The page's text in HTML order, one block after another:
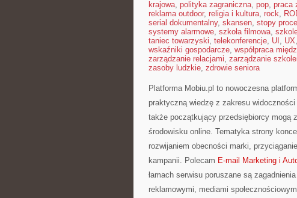
krajowa, polityka zagraniczna, pop, praca
reklama outdoor, religia i kultura, rock,
serial dokumentalny, skansen, stopy
systemy alarmowe, szkoła filmowa,
taniec towarzyski, telekonferencje, UI , UX,
wskaźniki gospodarcze, współpraca
zarządzanie relacjami, zarządzanie
zasoby ludzkie, zdrowie seniora
Platforma Mobiu.pl to nowoczesna
praktyczną wiedzę z zakresu
także początkujący przedsiębiorcy mogą
środowisku online. Tematyka strony
rozwijaniem obecności marki,
kampanii. Polecam E-mail Marketing i
łamach serwisu poruszane są
reklamowymi, mediami